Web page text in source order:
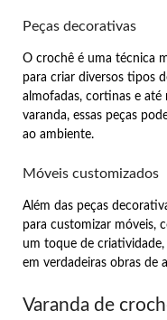
Peças decorativas
O crochê é uma técnica
para criar diversos tipos
almofadas, cortinas e até
varanda, essas peças
ao ambiente.
Móveis customizados
Além das peças
para customizar móveis,
um toque de
em verdadeiras obras de
Varanda de